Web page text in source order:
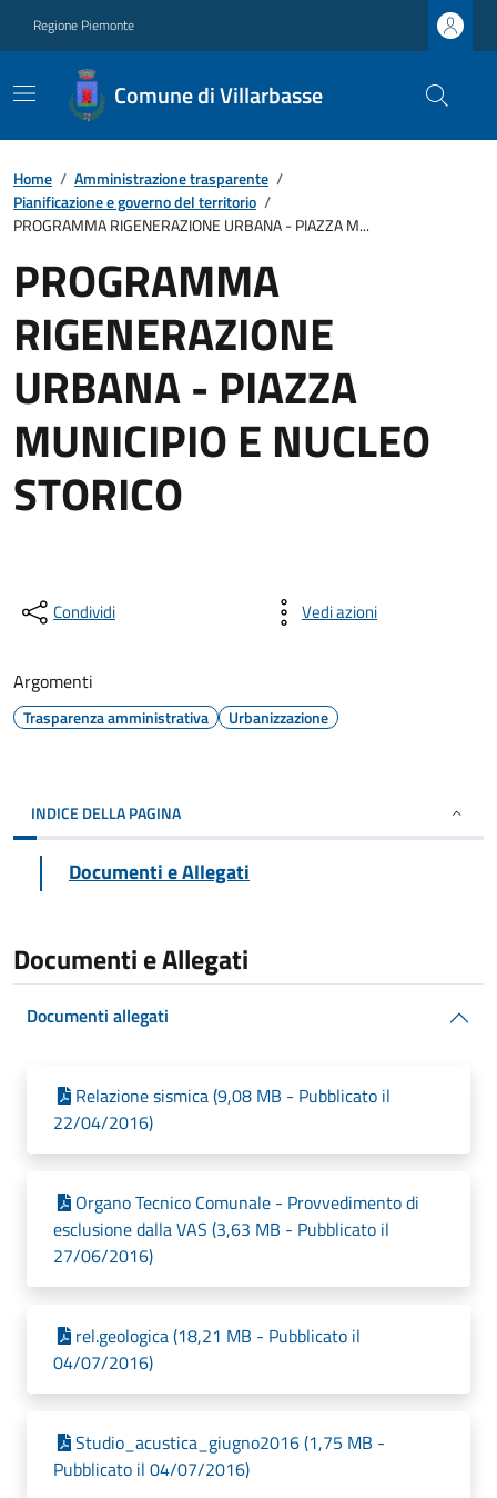
Regione Piemonte
Comune di Villarbasse
Home / Amministrazione trasparente /
Pianificazione e governo del territorio /
PROGRAMMA RIGENERAZIONE URBANA - PIAZZA M...
PROGRAMMA
RIGENERAZIONE
URBANA - PIAZZA
MUNICIPIO E NUCLEO
STORICO
Condividi Vedi azioni
Argomenti
Trasparenza amministrativa Urbanizzazione
INDICE DELLA PAGINA
Documenti e Allegati
Documenti e Allegati
Documenti allegati
Relazione sismica (9,08 MB - Pubblicato il
22/04/2016)
Organo Tecnico Comunale - Provvedimento di
esclusione dalla VAS (3,63 MB - Pubblicato il
27/06/2016)
rel.geologica (18,21 MB - Pubblicato il
04/07/2016)
Studio_acustica_giugno2016 (1,75 MB -
Pubblicato il 04/07/2016)